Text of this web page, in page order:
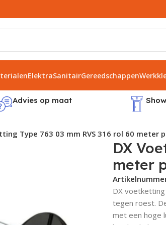
ElektraSanitairGereedschappen
Advies op maat
Type 763 03 mm RVS 316 rol 60 meter
DX
meter
DX
tegen roest.
met een hoge